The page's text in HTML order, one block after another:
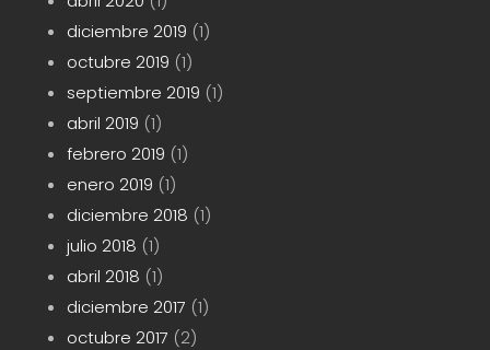
diciembre 2019 (1)
octubre 2019 (1)
septiembre 2019 (1)
abril 2019 (1)
febrero 2019 (1)
enero 2019 (1)
diciembre 2018 (1)
julio 2018 (1)
abril 2018 (1)
diciembre 2017 (1)
octubre 2017 (2)